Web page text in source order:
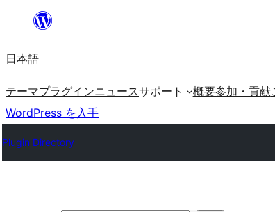
を
ッ
プ
日本語
テーマプラグインニュースサポート 概要参加・貢献
WordPress を入手
Plugin Directory